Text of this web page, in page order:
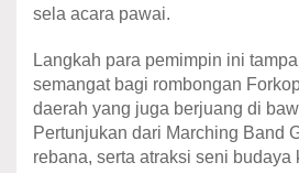
sela acara pawai.
Langkah para pemimpin ini
semangat bagi rombongan
daerah yang juga berjuang di
Pertunjukan dari Marching Band
rebana, serta atraksi seni budaya